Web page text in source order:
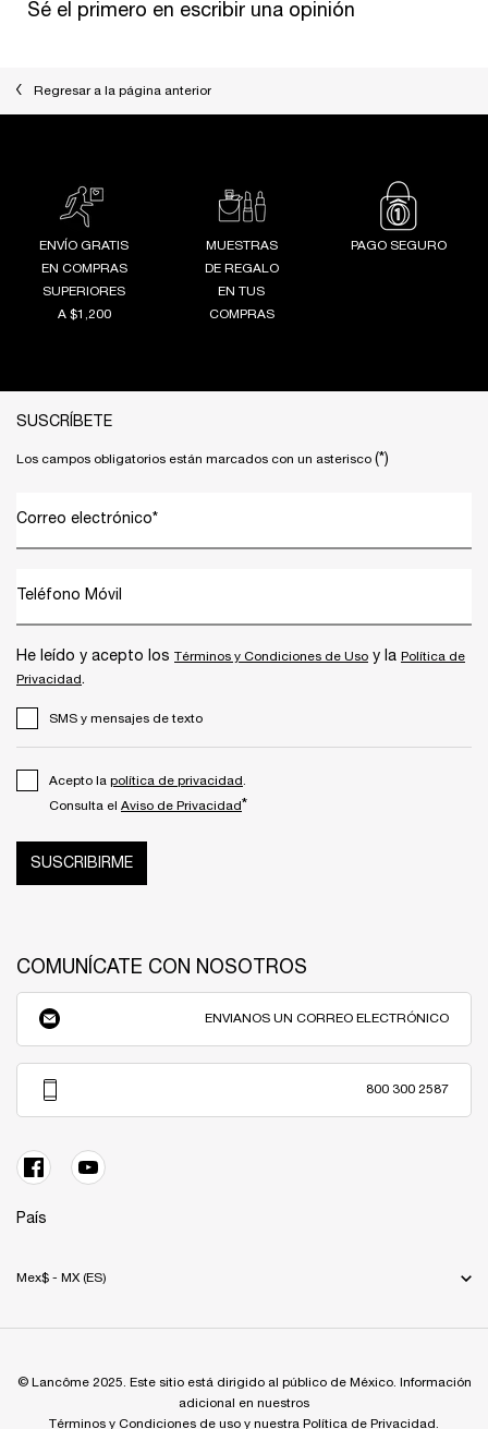
Sé el primero en escribir una opinión
Regresar a la página anterior
ENVÍO GRATIS
EN COMPRAS
SUPERIORES
A $1,200
MUESTRAS
DE REGALO
EN TUS
COMPRAS
PAGO SEGURO
SUSCRÍBETE
Los campos obligatorios están marcados con un asterisco (*)
Correo electrónico*
Teléfono Móvil
He leído y acepto los Términos y Condiciones de Uso y la Política de
Privacidad .
SMS y mensajes de texto
Acepto la política de privacidad
Consulta el Aviso de Privacidad*
SUSCRIBIRME
COMUNÍCATE CON NOSOTROS
ENVIANOS UN CORREO ELECTRÓNICO
800 300 2587
País
Mex$ - MX (ES)
© Lancôme 2025. Este sitio está dirigido al público de México. Información
adicional en nuestros
Términos y Condiciones de uso y nuestra Política de Privacidad.